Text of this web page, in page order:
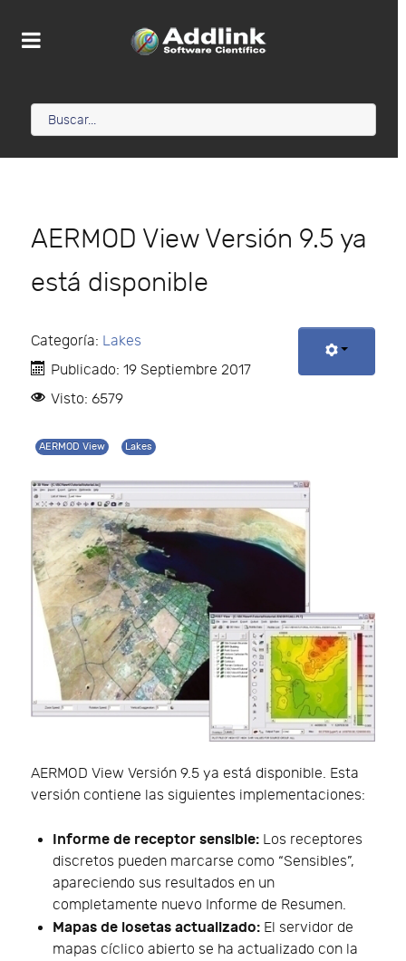
AERMOD View Versión 9.5 ya
está disponible
Categoría: Lakes
Publicado: 19 Septiembre 2017
Visto: 6579
AERMOD View Lakes
AERMOD View Versión 9.5 ya está disponible. Esta
versión contiene las siguientes implementaciones:
Informe de receptor sensible: Los receptores
discretos pueden marcarse como “Sensibles”,
apareciendo sus resultados en un
completamente nuevo Informe de Resumen.
Mapas de losetas actualizado: El servidor de
mapas cíclico abierto se ha actualizado con la